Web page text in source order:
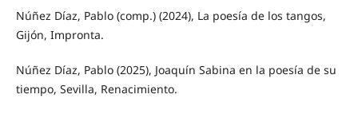
Núñez Díaz, Pablo (comp.) (2024), La poesía de los tangos,
Gijón, Impronta.
Núñez Díaz, Pablo (2025), Joaquín Sabina en la poesía de su
tiempo, Sevilla, Renacimiento.